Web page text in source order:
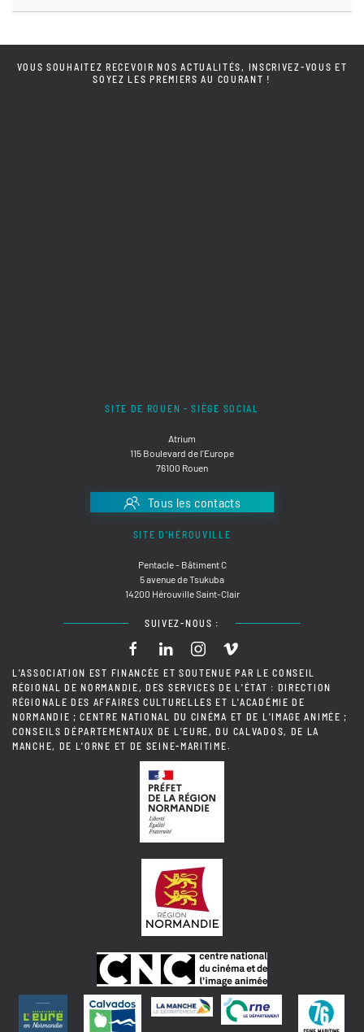
VOUS SOUHAITEZ RECEVOIR NOS ACTUALITÉS, INSCRIVEZ-VOUS ET
SOYEZ LES PREMIERS AU COURANT !
SITE DE ROUEN - SIÈGE SOCIAL
Atrium
115 Boulevard de l'Europe
76100 Rouen
Tous les contacts
SITE D'HÉROUVILLE
Pentacle - Bâtiment C
5 avenue de Tsukuba
14200 Hérouville Saint-Clair
SUIVEZ-NOUS :
L'ASSOCIATION EST FINANCÉE ET SOUTENUE PAR LE CONSEIL
RÉGIONAL DE NORMANDIE, DES SERVICES DE L'ÉTAT : DIRECTION
RÉGIONALE DES AFFAIRES CULTURELLES ET L'ACADÉMIE DE
NORMANDIE ; CENTRE NATIONAL DU CINÉMA ET DE L'IMAGE ANIMÉE ;
CONSEILS DÉPARTEMENTAUX DE L'EURE, DU CALVADOS, DE LA
MANCHE, DE L'ORNE ET DE SEINE-MARITIME.